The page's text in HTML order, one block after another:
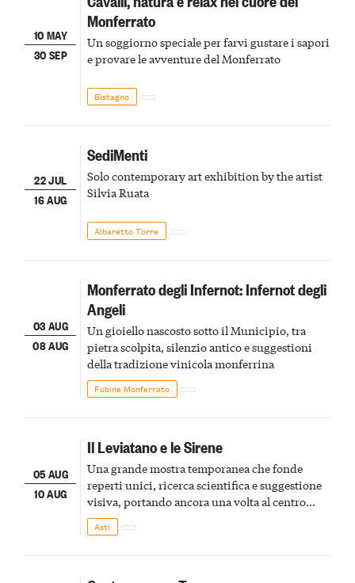
10 MAY
30 SEP
Monferrato
Un soggiorno speciale per farvi gustare i sapori
e provare le avventure del Monferrato
Bistagno
22 JUL
16 AUG
SediMenti
Solo contemporary art exhibition by the artist
Silvia Ruata
Albaretto Torre
03 AUG
08 AUG
Monferrato degli Infernot: Infernot degli
Angeli
Un gioiello nascosto sotto il Municipio, tra
pietra scolpita, silenzio antico e suggestioni
della tradizione vinicola monferrina
Fubine Monferrato
05 AUG
10 AUG
Il Leviatano e le Sirene
Una grande mostra temporanea che fonde
reperti unici, ricerca scientifica e suggestione
visiva, portando ancora una volta al centro
della scena le meraviglie del passato astigiano
Asti